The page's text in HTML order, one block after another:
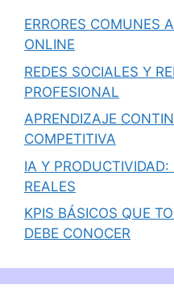
ERRORES COMUNES
ONLINE
REDES SOCIALES Y
PROFESIONAL
APRENDIZAJE
COMPETITIVA
IA Y
REALES
KPIS BÁSICOS QUE
DEBE CONOCER